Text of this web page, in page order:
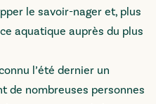
le savoir-nager et, plus
aquatique auprès du plus
l’été dernier un
de nombreuses personnes